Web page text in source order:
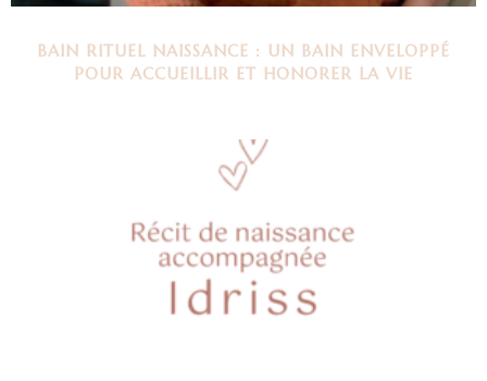
BAIN RITUEL NAISSANCE : UN BAIN ENVELOPPÉ
POUR ACCUEILLIR ET HONORER LA VIE